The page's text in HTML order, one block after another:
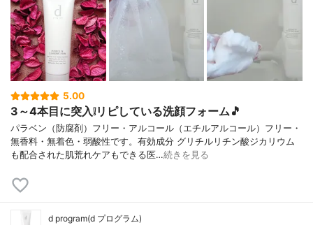
5.00
3～4本目に突入❕リピしている洗顔フォーム🎵
パラベン（防腐剤）フリー・アルコール（エチルアルコール）フリー・
無香料・無着色・弱酸性です。有効成分 グリチルリチン酸ジカリウム
も配合された肌荒れケアもできる医…続きを見る
d program(d プログラム)